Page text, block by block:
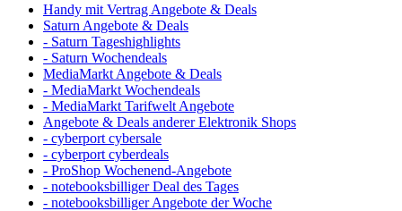
Handy mit Vertrag Angebote & Deals
Saturn Angebote & Deals
- Saturn Tageshighlights
- Saturn Wochendeals
MediaMarkt Angebote & Deals
- MediaMarkt Wochendeals
- MediaMarkt Tarifwelt Angebote
Angebote & Deals anderer Elektronik Shops
- cyberport cybersale
- cyberport cyberdeals
- ProShop Wochenend-Angebote
- notebooksbilliger Deal des Tages
- notebooksbilliger Angebote der Woche